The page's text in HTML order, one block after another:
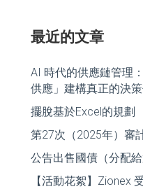
最近的文章
AI 時代的供應鏈管理
供應」建構真正的決策
擺脫基於Excel的規劃
第27次（2025年）審
公告出售國債（分配給
【活動花絮】Zionex